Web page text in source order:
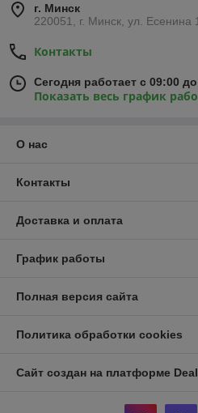
г. Минск
220051, г. Минск, ул.
Контакты
Сегодня работает с 09:00
Показать весь график
О нас
Контакты
Доставка и оплата
График работы
Полная версия сайта
Политика обработки cookies
Сайт создан на платформе